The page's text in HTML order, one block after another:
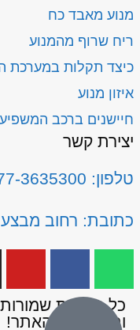
מנוע מאבד כח
ריח שרוף מהמנוע
כיצד תקלות במערכת
איזון מנוע
חיישנים ברכב
יצירת קשר
טלפון: 077-3635300
כתובת: רחוב מבצע קדש 55,
כל הזכויות
ותמונות) מהאתר!